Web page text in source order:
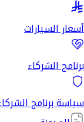
أسعار السيارات
برنامج الشركاء
سياسة برنامج